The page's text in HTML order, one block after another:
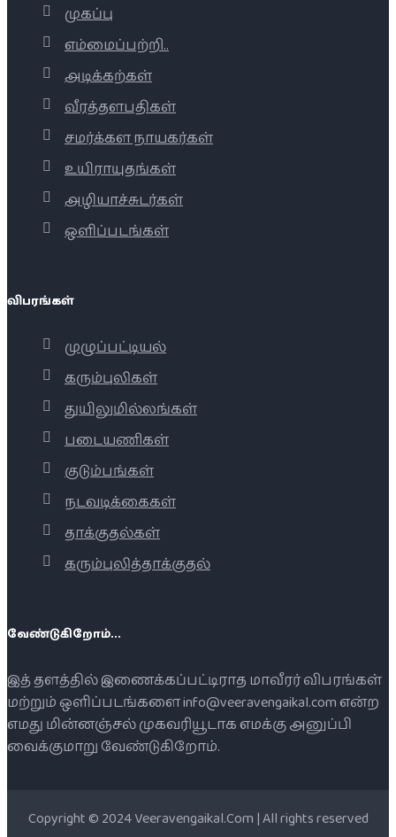
முகப்பு
எம்மைப்பற்றி..
அடிக்கற்கள்
வீரத்தளபதிகள்
சமர்க்கள நாயகர்கள்
உயிராயுதங்கள்
அழியாச்சுடர்கள்
ஒளிப்படங்கள்
விபரங்கள்
முழுப்பட்டியல்
கரும்புலிகள்
துயிலுமில்லங்கள்
படையணிகள்
குடும்பங்கள்
நடவடிக்கைகள்
தாக்குதல்கள்
கரும்புலித்தாக்குதல்
வேண்டுகிறோம்...
இத் தளத்தில் இணைக்கப்பட்டிராத மாவீரர் விபரங்கள்
மற்றும் ஒளிப்படங்களை info@veeravengaikal.com என்ற
எமது மின்னஞ்சல் முகவரியூடாக எமக்கு அனுப்பி
வைக்குமாறு வேண்டுகிறோம்.
Copyright © 2024 Veeravengaikal.Com | All rights reserved